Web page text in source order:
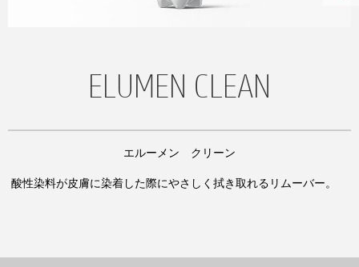
ELUMEN CLEAN
エルーメン クリーン
酸性染料が皮膚に染着した際にやさしく拭き取れるリムーバー。